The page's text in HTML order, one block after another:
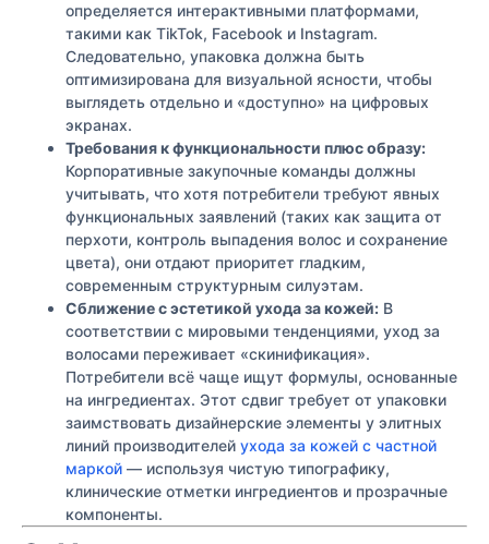
определяется интерактивными платформами,
такими как TikTok, Facebook и Instagram.
Следовательно, упаковка должна быть
оптимизирована для визуальной ясности, чтобы
выглядеть отдельно и «доступно» на цифровых
экранах.
Требования к функциональности плюс образу:
Корпоративные закупочные команды должны
учитывать, что хотя потребители требуют явных
функциональных заявлений (таких как защита от
перхоти, контроль выпадения волос и сохранение
цвета), они отдают приоритет гладким,
современным структурным силуэтам.
Сближение с эстетикой ухода за кожей: В
соответствии с мировыми тенденциями, уход за
волосами переживает «скинификация».
Потребители всё чаще ищут формулы, основанные
на ингредиентах. Этот сдвиг требует от упаковки
заимствовать дизайнерские элементы у элитных
линий производителей ухода за кожей с частной
маркой — используя чистую типографику,
клинические отметки ингредиентов и прозрачные
компоненты.